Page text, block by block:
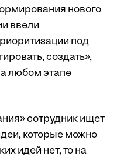
нового
ввели
под
создать»,
любом этапе
сотрудник ищет
которые можно
идей нет, то на